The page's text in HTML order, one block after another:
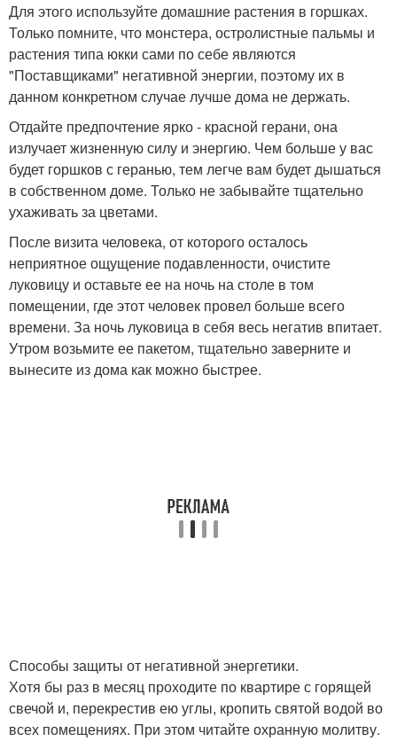
Для этого используйте домашние растения в горшках.
Только помните, что монстера, остролистные пальмы и
растения типа юкки сами по себе являются
"Поставщиками" негативной энергии, поэтому их в
данном конкретном случае лучше дома не держать.
Отдайте предпочтение ярко - красной герани, она
излучает жизненную силу и энергию. Чем больше у вас
будет горшков с геранью, тем легче вам будет дышаться
в собственном доме. Только не забывайте тщательно
ухаживать за цветами.
После визита человека, от которого осталось
неприятное ощущение подавленности, очистите
луковицу и оставьте ее на ночь на столе в том
помещении, где этот человек провел больше всего
времени. За ночь луковица в себя весь негатив впитает.
Утром возьмите ее пакетом, тщательно заверните и
вынесите из дома как можно быстрее.
Способы защиты от негативной энергетики.
Хотя бы раз в месяц проходите по квартире с горящей
свечой и, перекрестив ею углы, кропить святой водой во
всех помещениях. При этом читайте охранную молитву.